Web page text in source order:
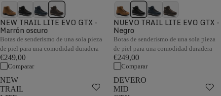
NEW TRAIL LITE EVO GTX -
Marrón oscuro
Botas de senderismo de una sola pieza
de piel para una comodidad duradera
€249,00
Comparar
NUEVO TRAIL LITE EVO GTX -
Negro
Botas de senderismo de una sola pieza
de piel para una comodidad duradera
€249,00
Comparar
NEW
TRAIL
DEVERO
MID